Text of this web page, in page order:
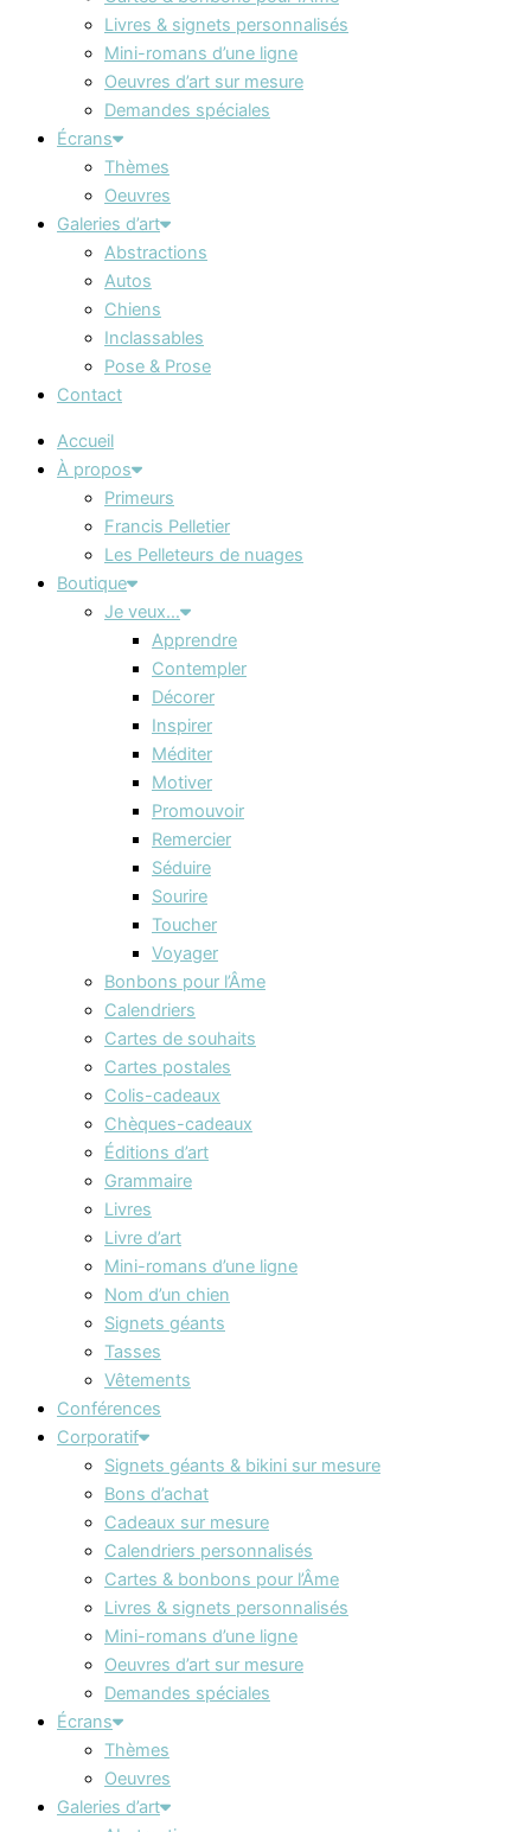
Livres & signets personnalisés
Mini-romans d’une ligne
Oeuvres d’art sur mesure
Demandes spéciales
Écrans
Thèmes
Oeuvres
Galeries d’art
Abstractions
Autos
Chiens
Inclassables
Pose & Prose
Contact
Accueil
À propos
Primeurs
Francis Pelletier
Les Pelleteurs de nuages
Boutique
Je veux…
Apprendre
Contempler
Décorer
Inspirer
Méditer
Motiver
Promouvoir
Remercier
Séduire
Sourire
Toucher
Voyager
Bonbons pour l’Âme
Calendriers
Cartes de souhaits
Cartes postales
Colis-cadeaux
Chèques-cadeaux
Éditions d’art
Grammaire
Livres
Livre d’art
Mini-romans d’une ligne
Nom d’un chien
Signets géants
Tasses
Vêtements
Conférences
Corporatif
Signets géants & bikini sur mesure
Bons d’achat
Cadeaux sur mesure
Calendriers personnalisés
Cartes & bonbons pour l’Âme
Livres & signets personnalisés
Mini-romans d’une ligne
Oeuvres d’art sur mesure
Demandes spéciales
Écrans
Thèmes
Oeuvres
Galeries d’art